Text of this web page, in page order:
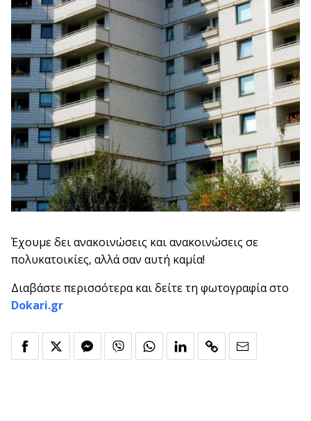
Έχουμε δει ανακοινώσεις και ανακοινώσεις σε
πολυκατοικίες, αλλά σαν αυτή καμία!
Διαβάστε περισσότερα και δείτε τη φωτογραφία στο
Dokari.gr